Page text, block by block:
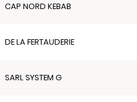
CAP NORD KEBAB
DE LA FERTAUDERIE
SARL SYSTEM G